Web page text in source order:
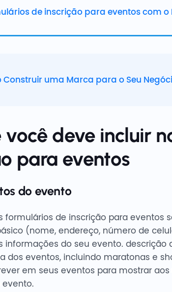
de inscrição para eventos com o
Construir uma Marca para o Seu
você deve incluir
para eventos
do evento
formulários de inscrição para eventos
(nome, endereço, número de
informações do seu evento. descrição
dos eventos, incluindo maratonas e
em seus eventos para mostrar